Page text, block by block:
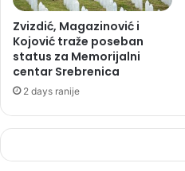
Zvizdić, Magazinović i
Kojović traže poseban
status za Memorijalni
centar Srebrenica
2 days ranije